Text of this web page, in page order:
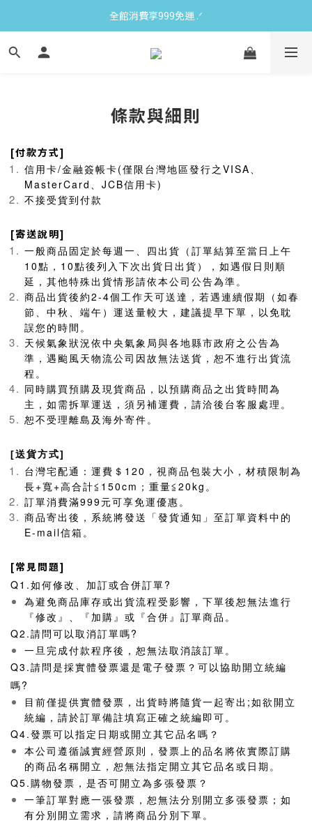
全館消費享999免運 ‪‪.ᐟ
條款與細則
[付款方式]
信用卡/金融簽帳卡(僅限台灣地區發行之VISA、
MasterCard、JCB信用卡)
不接受貨到付款
[寄送說明]
一般商品固定於每週一、四出貨（訂單結算至當日上午
10點，10點後列入下次出貨日出貨），如遇假日則順
延，其他特殊出貨情形請依本公司公告為準。
商品出貨後約2-4個工作天可送達，若遇連續假期（如春
節、中秋、端午）運送量較大，建議提早下單，以免耽
誤您的時間。
天候氣象狀況依中央氣象局與各地縣市政府之公告為
準，遇颱風天物流公司因故無法送貨，恕不進行出貨流
程。
同時購買預購及現貨商品，以預購商品之出貨時間為
主，如需拆單運送，須另補運費，請洽後台客服處理。
恕不受理離島及海外寄件。
[送貨方式]
台灣宅配通：運費＄120，視商品包裝大小，材積限制為
長+寬+高合計≦150cm；重量≦20kg。
訂單消費滿999元可享免運優惠。
商品寄出後，系統將發送「發貨通知」至訂單資料中的
E-mail信箱。
[常見問題]
Q1.如何修改、加訂或合併訂單?
為避免商品庫存或出貨流程受影響，下單後恕無法進行
『修改』、『加購』或『合併』訂單商品。
Q2.請問可以取消訂單嗎?
一旦完成付款程序後，恕無法取消該訂單。
Q3.請問是採實體發票還是電子發票？可以協助開立統編
嗎?
目前僅提供實體發票，出貨時將隨貨一起寄出;如欲開立
統編，請於訂單備註填寫正確之統編即可。
Q4.發票可以指定日期或開立其它品名嗎？
本公司遵循誠實經營原則，發票上的品名將依實際訂購
的商品名稱開立，恕無法指定開立其它品名或日期。
Q5.購物發票，是否可開立為多張發票？
一筆訂單對應一張發票，恕無法分別開立多張發票；如
有分別開立需求，請將商品分別下單。